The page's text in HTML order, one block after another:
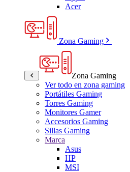
Acer
Zona Gaming
Zona Gaming
Ver todo en zona gaming
Portátiles Gaming
Torres Gaming
Monitores Gamer
Accesorios Gaming
Sillas Gaming
Marca
Asus
HP
MSI